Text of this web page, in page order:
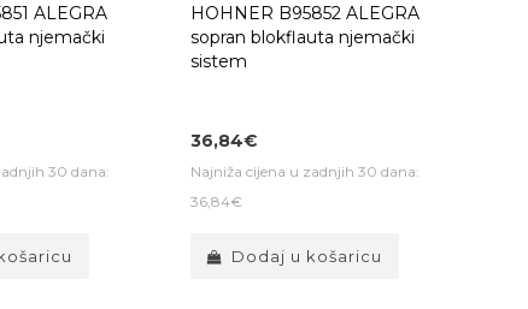
ALEGRA
njemački
30 dana:
HOHNER B95852 ALEGRA
sopran blokflauta njemački
sistem
36,84€
Najniža cijena u zadnjih 30 dana:
36,84€
Dodaj u košaricu